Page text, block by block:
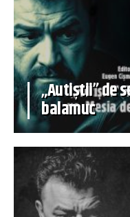
„Autiștii” de
balamuc